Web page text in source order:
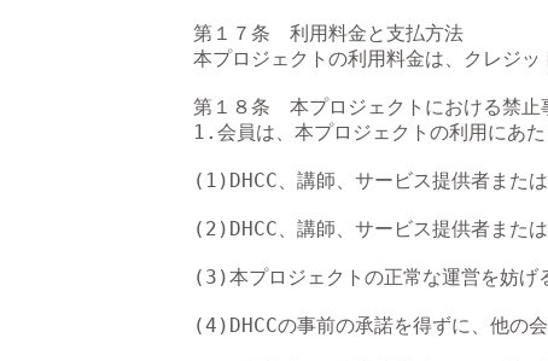
第１７条　利用料金と支払方法
本プロジェクトの利用料金は、クレジッ
第１８条　本プロジェクトにおける禁止
1.会員は、本プロジェクトの利用にあ
(1)DHCC、講師、サービス提供者また
(2)DHCC、講師、サービス提供者また
(3)本プロジェクトの正常な運営を妨げ
(4)DHCCの事前の承諾を得ずに、他の